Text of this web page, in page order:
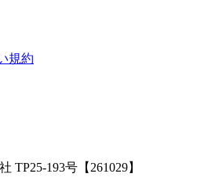
規約
193号【261029】